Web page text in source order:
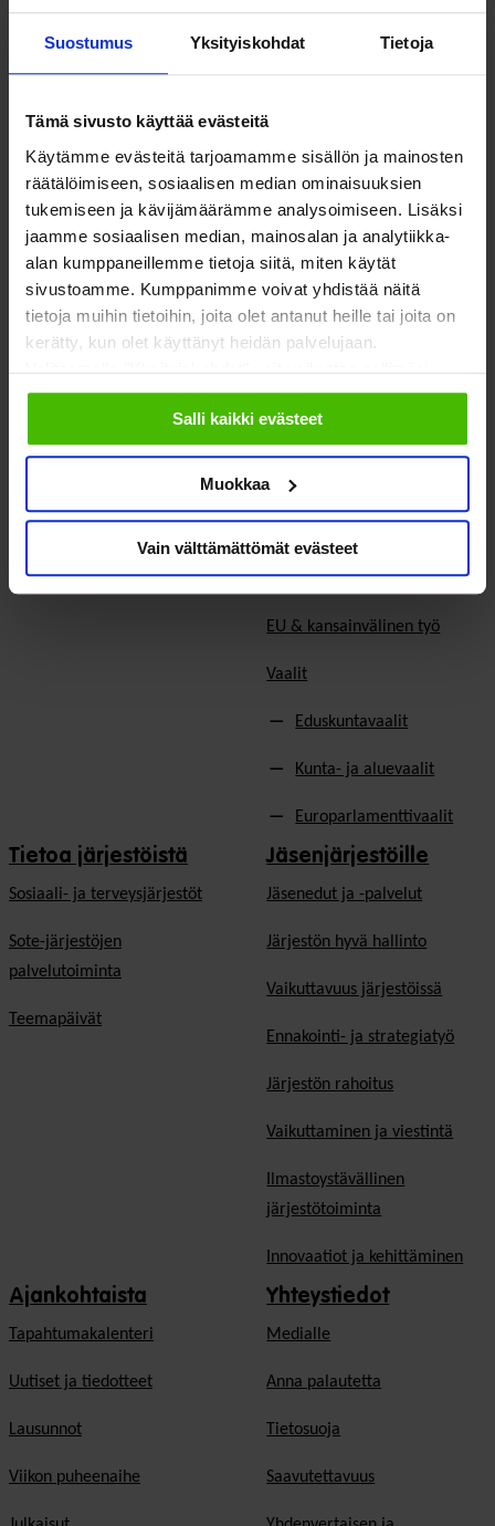
Suostumus Yksityiskohdat Tietoja
Tämä sivusto käyttää evästeitä
Käytämme evästeitä tarjoamamme sisällön ja mainosten
räätälöimiseen, sosiaalisen median ominaisuuksien
tukemiseen ja kävijämäärämme analysoimiseen. Lisäksi
jaamme sosiaalisen median, mainosalan ja analytiikka-
alan kumppaneillemme tietoja siitä, miten käytät
sivustoamme. Kumppanimme voivat yhdistää näitä
tietoja muihin tietoihin, joita olet antanut heille tai joita on
kerätty, kun olet käyttänyt heidän palvelujaan.
Valitsemalla "Yksityiskohdat" voit vaikuttaa sallimiisi
evästeisiin.
Salli kaikki evästeet
Muokkaa
Vain välttämättömät evästeet
Meistä
Tietoa Sostesta
Jäsenjärjestöt
Hae jäseneksi
Verkostot
Varaa kokoustila
Yhteistyökumppaniksi
Vaikuttaminen
Kansalaisyhteiskunta ja
demokratia
Hyvinvointitalous
Järjestöjen
toimintaedellytykset
edistäminen
Toimeentulo
Ilmastonmuutos
EU & kansainvälinen työ
Vaalit
Eduskuntavaalit
Kunta- ja aluevaalit
Europarlamenttivaalit
Tietoa järjestöistä
Sosiaali- ja terveysjärjestöt
Sote-järjestöjen
palvelutoiminta
Teemapäivät
Jäsenjärjestöille
Jäsen­edut ja -palvelut
Järjestön hyvä hallinto
Vaikuttavuus järjestöissä
Ennakointi- ja strategiatyö
Järjestön rahoitus
Vaikuttaminen ja viestintä
Ilmastoystävällinen
järjestötoiminta
Innovaatiot ja kehittäminen
Ajankohtaista
Tapahtumakalenteri
Uutiset ja tiedotteet
Lausunnot
Viikon puheenaihe
Yhteystiedot
Medialle
Anna palautetta
Tietosuoja
Saavutettavuus